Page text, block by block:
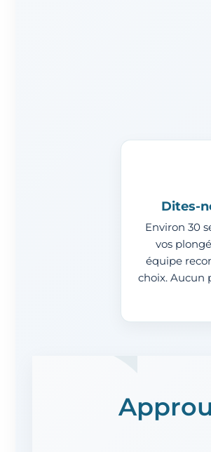
Dites-
Environ 30
vos
équipe
choix. Aucun